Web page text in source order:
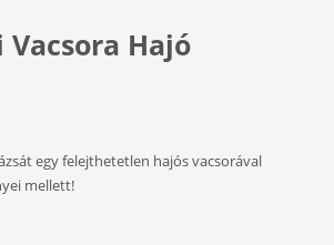
Vacsora Hajó
egy felejthetetlen hajós vacsorával
mellett!